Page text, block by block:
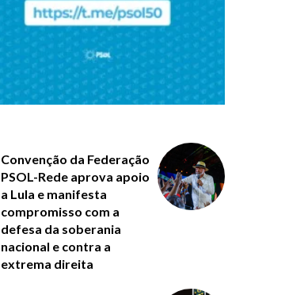
Convenção da Federação
PSOL-Rede aprova apoio
a Lula e manifesta
compromisso com a
defesa da soberania
nacional e contra a
extrema direita